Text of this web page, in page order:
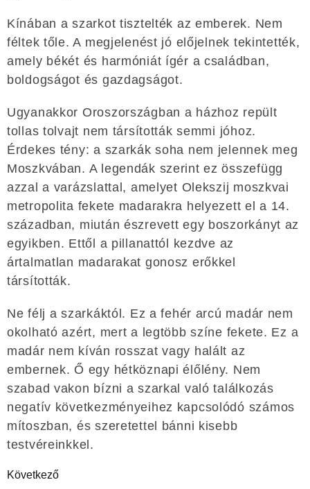
Kínában a szarkot tisztelték az emberek. Nem
féltek tőle. A megjelenést jó előjelnek tekintették,
amely békét és harmóniát ígér a családban,
boldogságot és gazdagságot.
Ugyanakkor Oroszországban a házhoz repült
tollas tolvajt nem társították semmi jóhoz.
Érdekes tény: a szarkák soha nem jelennek meg
Moszkvában. A legendák szerint ez összefügg
azzal a varázslattal, amelyet Olekszij moszkvai
metropolita fekete madarakra helyezett el a 14.
században, miután észrevett egy boszorkányt az
egyikben. Ettől a pillanattól kezdve az
ártalmatlan madarakat gonosz erőkkel
társították.
Ne félj a szarkáktól. Ez a fehér arcú madár nem
okolható azért, mert a legtöbb színe fekete. Ez a
madár nem kíván rosszat vagy halált az
embernek. Ő egy hétköznapi élőlény. Nem
szabad vakon bízni a szarkal való találkozás
negatív következményeihez kapcsolódó számos
mítoszban, és szeretettel bánni kisebb
testvéreinkkel.
Következő